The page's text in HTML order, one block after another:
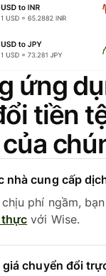
ứng
tiền
nhà cung cấp
phí ngầm,
thực với Wise.
chuyển đổi